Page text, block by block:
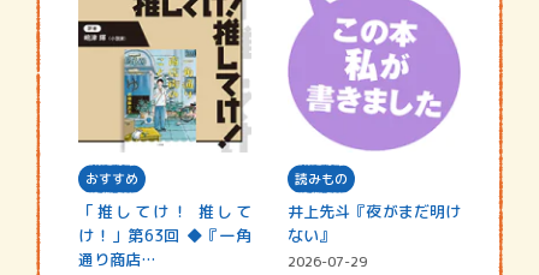
おすすめ
「推してけ！ 推して
け！」第63回 ◆『一角
通り商店…
読みもの
井上先斗『夜がまだ明け
ない』
2026-07-29